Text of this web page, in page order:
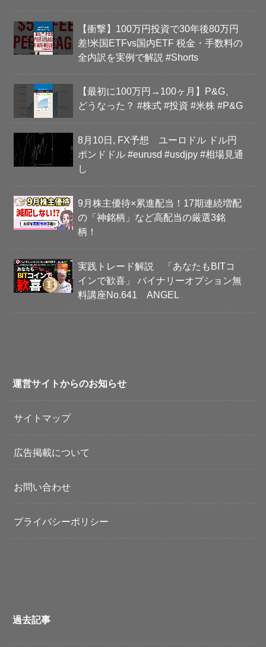
【衝撃】100万円投資で30年後80万円
差!米国ETFvs国内ETF 税金・手数料の
全内訳を実例で解説 #Shorts
【最初に100万円→100ヶ月】P&G、
どうなった？ #株式 #投資 #米株 #P&G
8月10日, FX予想 ユーロドル ドル円
ポンドドル #eurusd #usdjpy #相場見通
し
9月株主優待×累進配当！17期連続増配
の「神銘柄」など高配当の厳選3銘
柄！
実践トレード解説 「あなたもBITコ
インで歓喜」 バイナリーオプション無
料講座No.641 ANGEL
運営サイトからのお知らせ
サイトマップ
広告掲載について
お問い合わせ
プライバシーポリシー
過去記事